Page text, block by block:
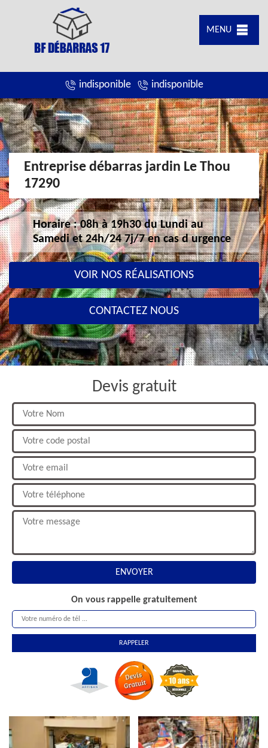
MENU
indisponible indisponible
Entreprise débarras jardin Le Thou
17290
Horaire : 08h à 19h30 du Lundi au
Samedi et 24h/24 7j/7 en cas d urgence
VOIR NOS RÉALISATIONS
CONTACTEZ NOUS
Devis gratuit
On vous rappelle gratuitement